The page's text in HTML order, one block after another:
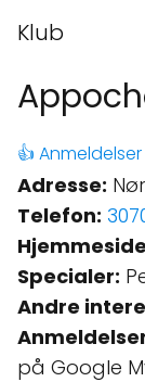
Klub
👍 Anmeldelser
Adresse:
Telefon:
Specialer:
Andre
på Google